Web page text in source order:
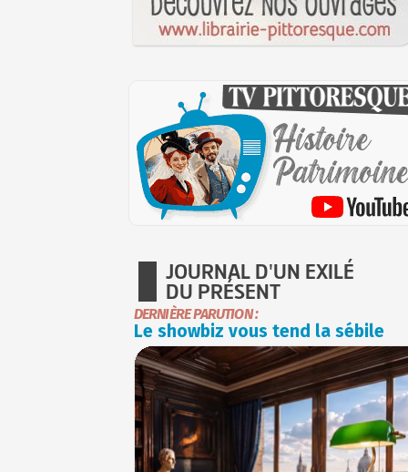
JOURNAL D'UN EXILÉ
DU PRÉSENT
DERNIÈRE PARUTION :
Le showbiz vous tend la sébile